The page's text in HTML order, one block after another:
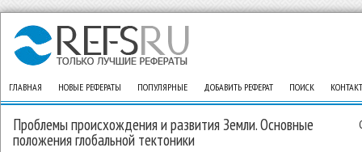
ГЛАВНАЯ НОВЫЕ РЕФЕРАТЫ ПОПУЛЯРНЫЕ ДОБАВИТЬ РЕФЕРАТ ПОИСК
Проблемы происхождения и развития Земли. Основные
положения глобальной тектоники